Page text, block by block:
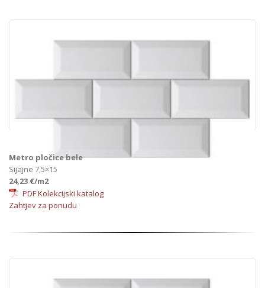
Metro pločice bele
Sijajne 7,5×15
24,23 €/m2
PDF Kolekcijski katalog
Zahtjev za ponudu